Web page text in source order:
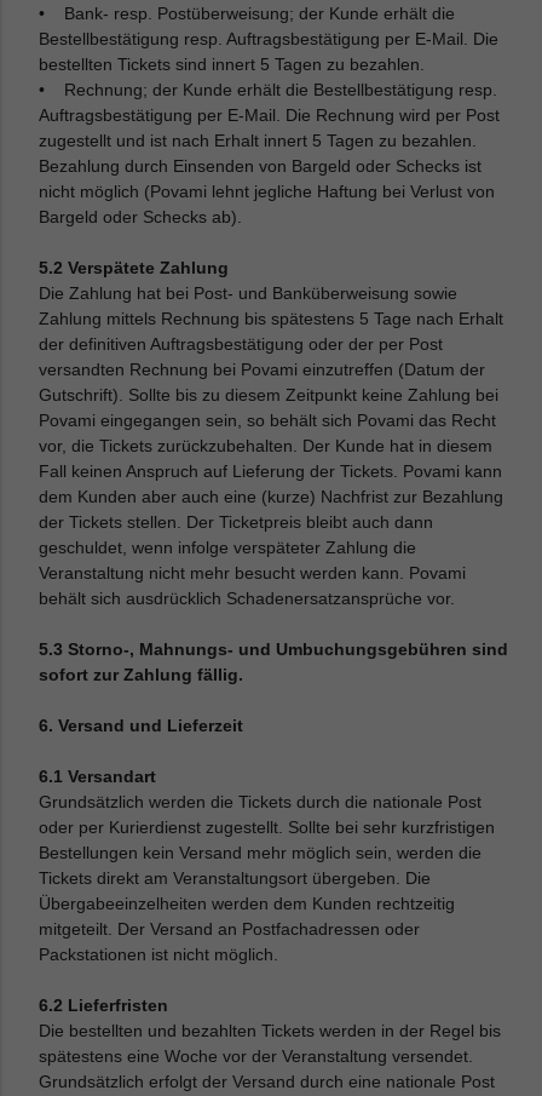
• Bank- resp. Postüberweisung; der Kunde erhält die
Bestellbestätigung resp. Auftragsbestätigung per E-Mail. Die
bestellten Tickets sind innert 5 Tagen zu bezahlen.
• Rechnung; der Kunde erhält die Bestellbestätigung resp.
Auftragsbestätigung per E-Mail. Die Rechnung wird per Post
zugestellt und ist nach Erhalt innert 5 Tagen zu bezahlen.
Bezahlung durch Einsenden von Bargeld oder Schecks ist
nicht möglich (Povami lehnt jegliche Haftung bei Verlust von
Bargeld oder Schecks ab).
5.2 Verspätete Zahlung
Die Zahlung hat bei Post- und Banküberweisung sowie
Zahlung mittels Rechnung bis spätestens 5 Tage nach Erhalt
der definitiven Auftragsbestätigung oder der per Post
versandten Rechnung bei Povami einzutreffen (Datum der
Gutschrift). Sollte bis zu diesem Zeitpunkt keine Zahlung bei
Povami eingegangen sein, so behält sich Povami das Recht
vor, die Tickets zurückzubehalten. Der Kunde hat in diesem
Fall keinen Anspruch auf Lieferung der Tickets. Povami kann
dem Kunden aber auch eine (kurze) Nachfrist zur Bezahlung
der Tickets stellen. Der Ticketpreis bleibt auch dann
geschuldet, wenn infolge verspäteter Zahlung die
Veranstaltung nicht mehr besucht werden kann. Povami
behält sich ausdrücklich Schadenersatzansprüche vor.
5.3 Storno-, Mahnungs- und Umbuchungsgebühren sind
sofort zur Zahlung fällig.
6. Versand und Lieferzeit
6.1 Versandart
Grundsätzlich werden die Tickets durch die nationale Post
oder per Kurierdienst zugestellt. Sollte bei sehr kurzfristigen
Bestellungen kein Versand mehr möglich sein, werden die
Tickets direkt am Veranstaltungsort übergeben. Die
Übergabeeinzelheiten werden dem Kunden rechtzeitig
mitgeteilt. Der Versand an Postfachadressen oder
Packstationen ist nicht möglich.
6.2 Lieferfristen
Die bestellten und bezahlten Tickets werden in der Regel bis
spätestens eine Woche vor der Veranstaltung versendet.
Grundsätzlich erfolgt der Versand durch eine nationale Post